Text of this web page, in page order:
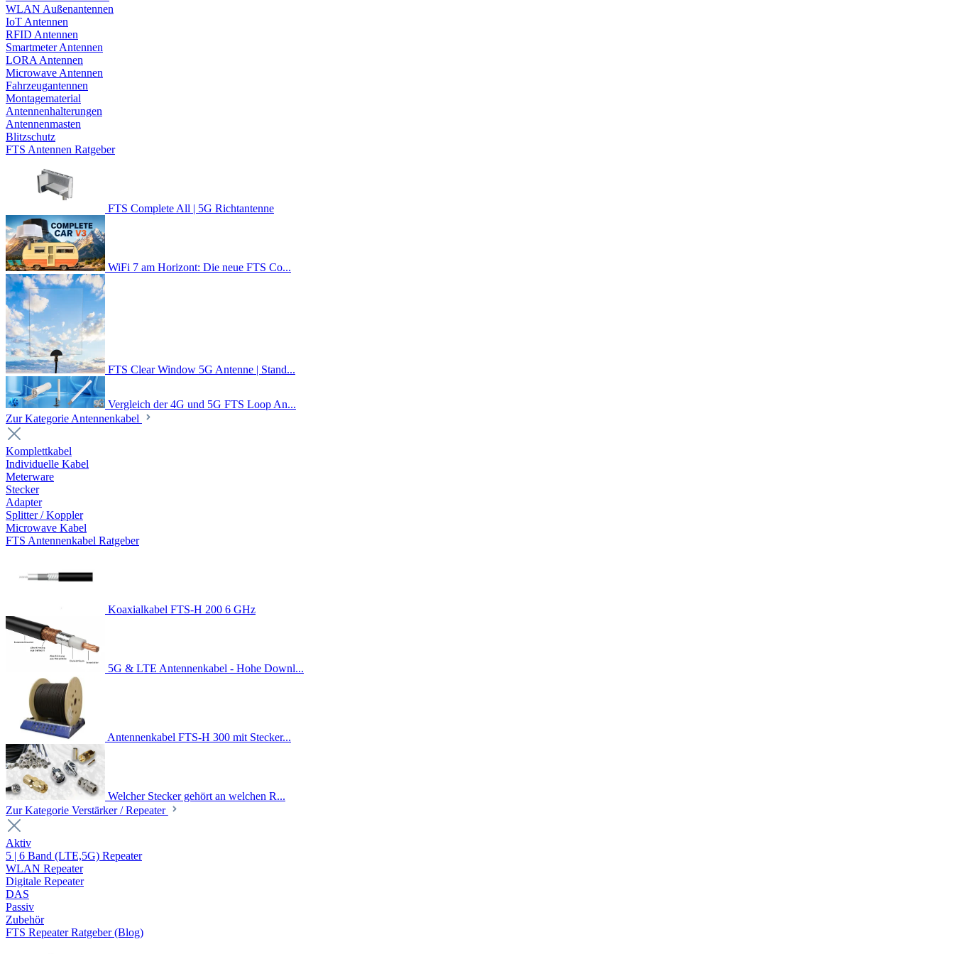
WLAN Außenantennen
IoT Antennen
RFID Antennen
Smartmeter Antennen
LORA Antennen
Microwave Antennen
Fahrzeugantennen
Montagematerial
Antennenhalterungen
Antennenmasten
Blitzschutz
FTS Antennen Ratgeber
FTS Complete All | 5G Richtantenne
WiFi 7 am Horizont: Die neue FTS Co...
FTS Clear Window 5G Antenne | Stand...
Vergleich der 4G und 5G FTS Loop An...
Zur Kategorie Antennenkabel
Komplettkabel
Individuelle Kabel
Meterware
Stecker
Adapter
Splitter / Koppler
Microwave Kabel
FTS Antennenkabel Ratgeber
Koaxialkabel FTS-H 200 6 GHz
5G & LTE Antennenkabel - Hohe Downl...
Antennenkabel FTS-H 300 mit Stecker...
Welcher Stecker gehört an welchen R...
Zur Kategorie Verstärker / Repeater
Aktiv
5 | 6 Band (LTE,5G) Repeater
WLAN Repeater
Digitale Repeater
DAS
Passiv
Zubehör
FTS Repeater Ratgeber (Blog)